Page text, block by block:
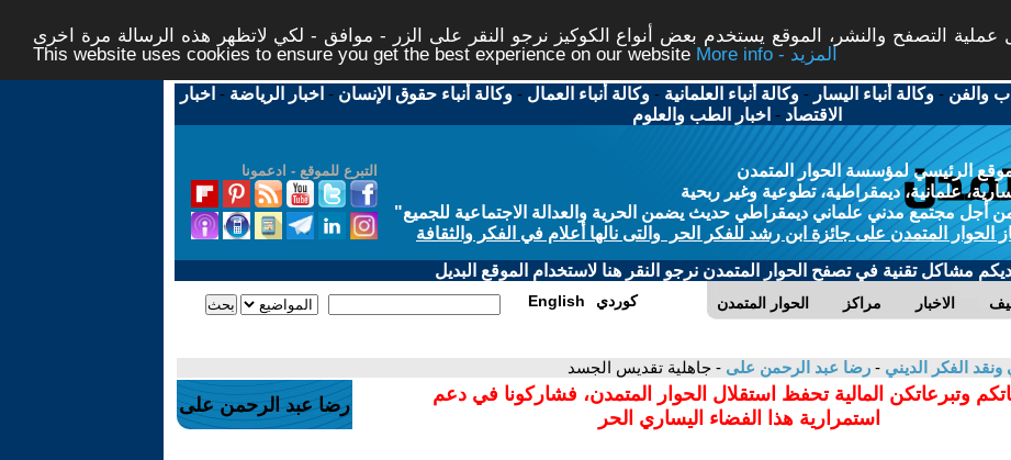
التصفح والنشر، الموقع يستخدم بعض أنواع الكوكيز نرجو النقر على الزر - موافق - لكي لاتظهر هذه الرسالة مرة اخرى -
This website uses cookies to ensure you get the best experience on our website
More info - المزيد
والفن -وكالة أنباء اليسار -وكالة أنباء العلمانية -وكالة أنباء العمال -وكالة أنباء حقوق الإنسان - اخبار الرياضة - اخبار
الاقتصاد - اخبار الطب والعلوم
التبرع للموقع - ادعمونا
الرئيسي لمؤسسة الحوار المتمدن
علمانية، ديمقراطية، تطوعية وغير ربحية
أجل مجتمع مدني علماني ديمقراطي حديث يضمن الحرية والعدالة الاجتماعية للجميع"
الحوار المتمدن على جائزة ابن رشد للفكر الحر والتى نالها أعلام في الفكر والثقافة
لديكم مشاكل تقنية في تصفح الحوار المتمدن نرجو النقر هنا لاستخدام الموقع البديل
الحوار المتمدن مراكز الاخبار English كوردي
ونقد الفكر الديني - رضا عبد الرحمن على - جاهلية تقديس الجسد
وتبرعاتكن المالية تحفظ استقلال الحوار المتمدن، فشاركونا في دعم
استمرارية هذا الفضاء اليساري الحر
رضا عبد الرحمن على